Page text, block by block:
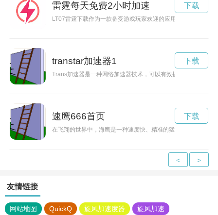
雷霆每天免费2小时加速
LT07雷霆下载作为一款备受游戏玩家欢迎的应用软件，提供了
下载
transtar加速器1
Trans加速器是一种网络加速器技术，可以有效提升网络传输速
下载
速鹰666首页
在飞翔的世界中，海鹰是一种速度快、精准的猛禽。那么，海
下载
< >
友情链接
网站地图 QuickQ 旋风加速度器 旋风加速